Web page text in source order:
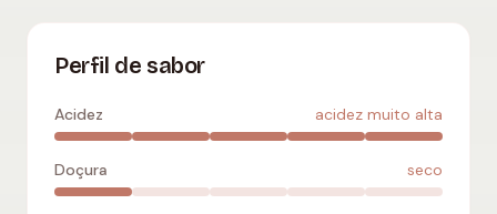
Perfil de sabor
Acidez acidez muito alta
Doçura seco